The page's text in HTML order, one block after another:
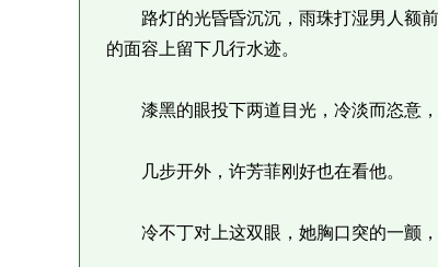
路灯的光昏昏沉沉，雨珠打湿男人额前
的面容上留下几行水迹。
漆黑的眼投下两道目光，冷淡而恣意，
几步开外，许芳菲刚好也在看他。
冷不丁对上这双眼，她胸口突的一颤，